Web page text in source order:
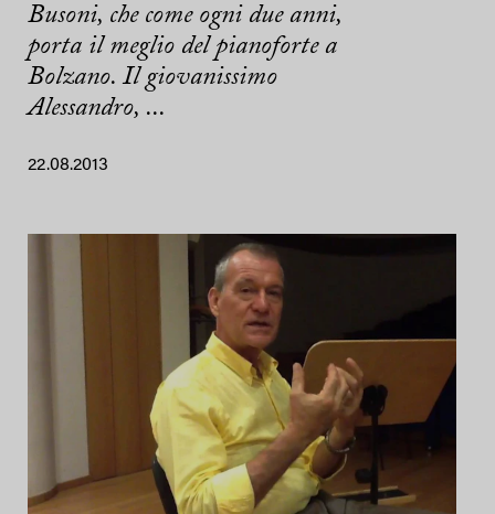
Busoni, che come ogni due anni,
porta il meglio del pianoforte a
Bolzano. Il giovanissimo
Alessandro, ...
22.08.2013